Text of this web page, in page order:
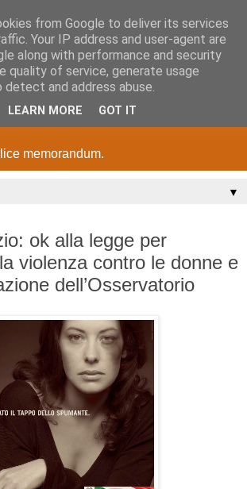
memorandum.
▼
ok alla legge per
violenza contro le donne e
dell’Osservatorio
from Google to deliver its services
Your IP address and user-agent are
along with performance and security
quality of service, generate usage
and address abuse.
LEARN MORE GOT IT